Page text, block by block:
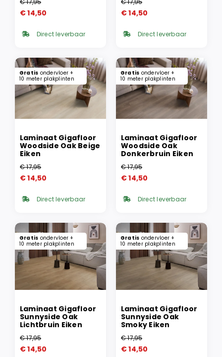
€17,95
Oorspronkelijke
was:
€14,50
Huidige
is: Direct leverbaar
€17,95
Oorspronkelijke
was:
€14,50
Huidige
is: Direct leverbaar
Gratis ondervloer +
10 meter plakplinten
Laminaat Gigafloor
Woodside Oak Beige
Eiken
€17,95
Oorspronkelijke
was:
€14,50
Huidige
is: Direct leverbaar
Gratis ondervloer +
10 meter plakplinten
Laminaat Gigafloor
Woodside Oak
Donkerbruin Eiken
€17,95
Oorspronkelijke
was:
€14,50
Huidige
is: Direct leverbaar
Gratis ondervloer +
10 meter plakplinten
Laminaat Gigafloor
Sunnyside Oak
Lichtbruin Eiken
€17,95
Oorspronkelijke
€14,50
Huidige
Gratis ondervloer +
10 meter plakplinten
Laminaat Gigafloor
Sunnyside Oak
Smoky Eiken
€17,95
Oorspronkelijke
€14,50
Huidige